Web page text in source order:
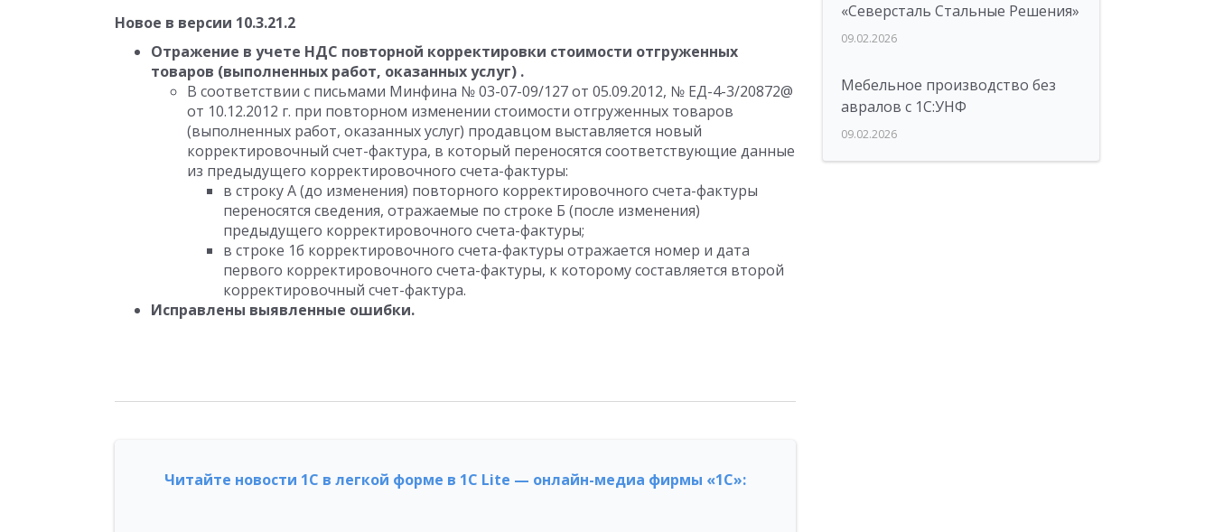
Новое в версии 10.3.21.2
Отражение в учете НДС повторной корректировки стоимости отгруженных
товаров (выполненных работ, оказанных услуг) .
В соответствии с письмами Минфина № 03-07-09/127 от 05.09.2012, № ЕД-4-3/20872@
от 10.12.2012 г. при повторном изменении стоимости отгруженных товаров
(выполненных работ, оказанных услуг) продавцом выставляется новый
корректировочный счет-фактура, в который переносятся соответствующие данные
из предыдущего корректировочного счета-фактуры:
в строку А (до изменения) повторного корректировочного счета-фактуры
переносятся сведения, отражаемые по строке Б (после изменения)
предыдущего корректировочного счета-фактуры;
в строке 1б корректировочного счета-фактуры отражается номер и дата
первого корректировочного счета-фактуры, к которому составляется второй
корректировочный счет-фактура.
Исправлены выявленные ошибки.
Читайте новости 1С в легкой форме в 1С Lite — онлайн-медиа фирмы «1С»:
«Северсталь Стальные Решения»
09.02.2026
Мебельное производство без
авралов с 1С:УНФ
09.02.2026